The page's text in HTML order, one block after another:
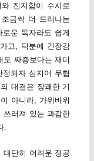
진지함이 수시로
금씩 더 드러나는
운 독자라도 쉽게
고, 덕분에 긴장감
짜증보다는 재미
되자 심지어 무협
대결은 장쾌한 기
아니라, 가위바위
쓰러져 있는 과감한
.
단히 어려운 정공